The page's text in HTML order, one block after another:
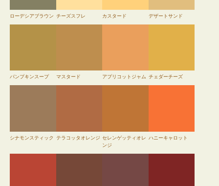
ローデシアブラウン チーズスフレ カスタード デザートサンド
パンプキンスープ マスタード アプリコットジャム チェダーチーズ
シナモンスティック テラコッタオレンジ セレンゲッティオレ
ンジ
ハニーキャロット